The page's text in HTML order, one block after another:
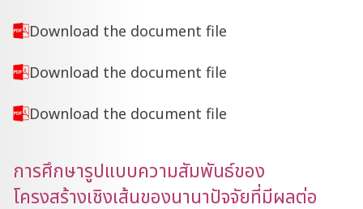
Download the document file
Download the document file
Download the document file
การศึกษารูปแบบความสัมพันธ์ของ
โครงสร้างเชิงเส้นของนานาปัจจัยที่มีผลต่อ